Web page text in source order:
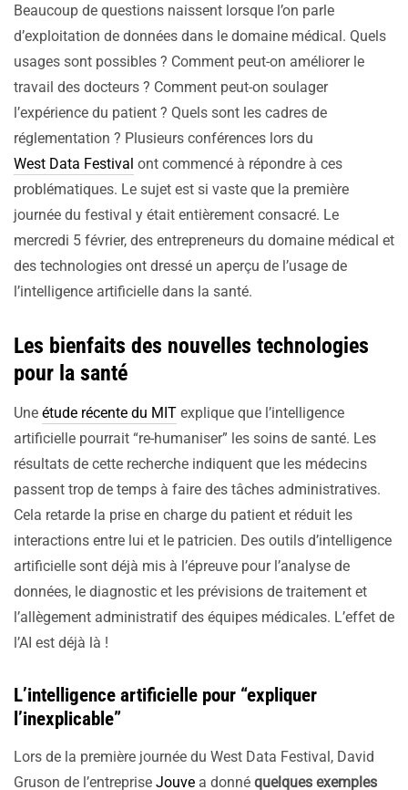
Beaucoup de questions naissent lorsque l’on parle
d’exploitation de données dans le domaine médical. Quels
usages sont possibles ? Comment peut-on améliorer le
travail des docteurs ? Comment peut-on soulager
l’expérience du patient ? Quels sont les cadres de
réglementation ? Plusieurs conférences lors du
West Data Festival ont commencé à répondre à ces
problématiques. Le sujet est si vaste que la première
journée du festival y était entièrement consacré. Le
mercredi 5 février, des entrepreneurs du domaine médical et
des technologies ont dressé un aperçu de l’usage de
l’intelligence artificielle dans la santé.
Les bienfaits des nouvelles technologies
pour la santé
Une étude récente du MIT explique que l’intelligence
artificielle pourrait “re-humaniser” les soins de santé. Les
résultats de cette recherche indiquent que les médecins
passent trop de temps à faire des tâches administratives.
Cela retarde la prise en charge du patient et réduit les
interactions entre lui et le patricien. Des outils d’intelligence
artificielle sont déjà mis à l’épreuve pour l’analyse de
données, le diagnostic et les prévisions de traitement et
l’allègement administratif des équipes médicales. L’effet de
l’AI est déjà là !
L’intelligence artificielle pour “expliquer
l’inexplicable”
Lors de la première journée du West Data Festival, David
Gruson de l’entreprise Jouve a donné quelques exemples